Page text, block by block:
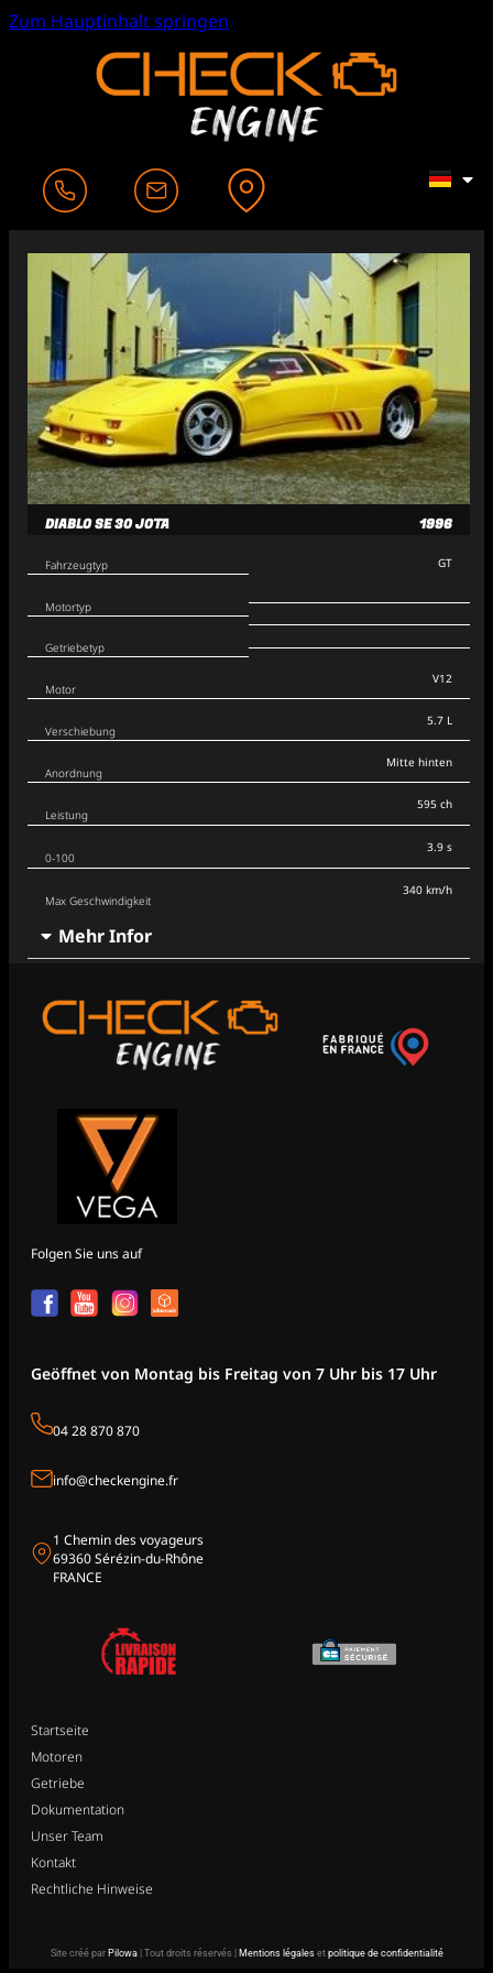
Zum Hauptinhalt springen
DIABLO SE 30 JOTA 1996
Fahrzeugtyp
Motortyp
Getriebetyp
GT
Motor
Verschiebung
Anordnung
V12
5.7 L
Mitte hinten
Leistung
0-100
Max Geschwindigkeit
595 ch
3.9 s
340 km/h
Mehr Infor
Folgen Sie uns auf
Geöffnet von Montag bis Freitag von 7 Uhr bis 17 Uhr
04 28 870 870
info@checkengine.fr
1 Chemin des voyageurs
69360 Sérézin-du-Rhône
FRANCE
Startseite
Motoren
Getriebe
Dokumentation
Unser Team
Kontakt
Rechtliche Hinweise
Site créé par Pilowa| Tout droits réservés | Mentions légaleset politique de confidentialité